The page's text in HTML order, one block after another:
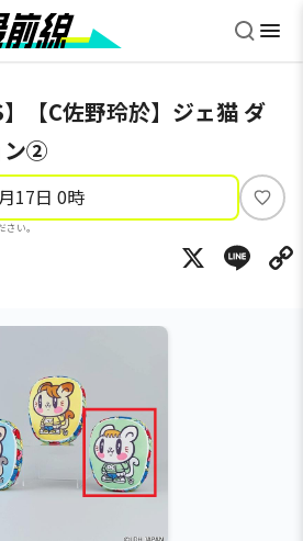
】【C佐野玲於】ジェ猫 ダ
ン②
17日 0時
い。
い
ね
X